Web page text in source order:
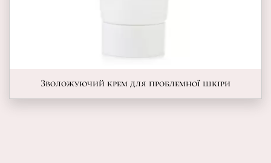
Зволожуючий крем для проблемної шкіри